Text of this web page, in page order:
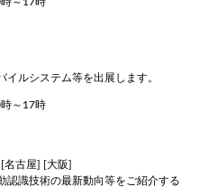
ルシステム等を出展します。
～17時
古屋] [大阪]
認識技術の最新動向等をご紹介する